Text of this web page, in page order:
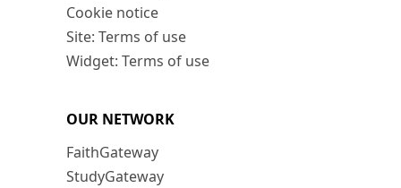
Cookie notice
Site: Terms of use
Widget: Terms of use
OUR NETWORK
FaithGateway
StudyGateway